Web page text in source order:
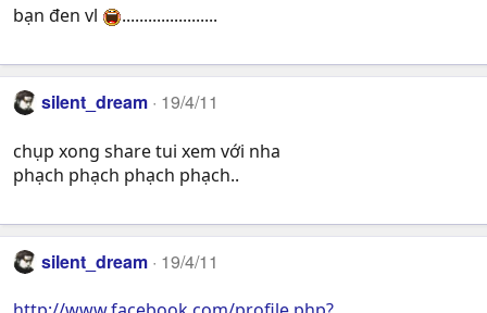
bạn đen vl ......................
silent_dream 19/4/11
chụp xong share tui xem với nha
phạch phạch phạch phạch..
silent_dream 19/4/11